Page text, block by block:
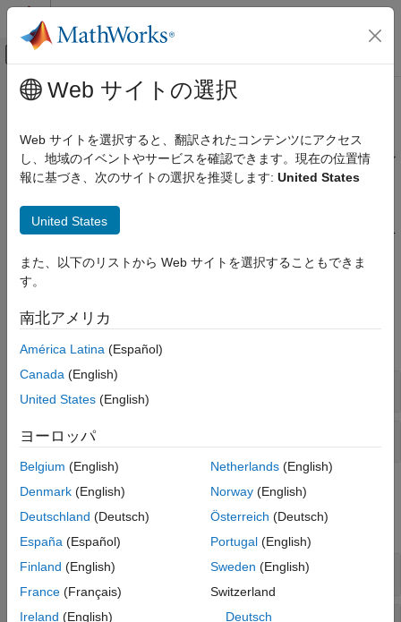
コンテンツへスキップ
オフキャンバス ナビゲーション メ
ドキュメンテーションのホーム
Antenna Toolbox
設計、解析、ベンチマーク、および検証
カテゴリ
設計および調整
全波解析
メッシング
ガウス ビーム解析
メインコンテンツ
全波解析
ポート、表面、および電界の解析、組み込みパターン、パターン
乗算
囲の空間) の解析を実行します。アレイに対してパターン乗算を
実行し、組み込み素子パターンおよびアレイ素子間の相互結合を
受信アンテナまたは受信アレイをシミュレートします。
オブジェクト
すべて展開する
散乱解
周波数スイープ内挿
関数
すべて展開する
ポート解析
Web サイトの選択
Web サイトを選択すると、翻訳されたコンテンツにアクセス
し、地域のイベントやサービスを確認できます。現在の位置情
報に基づき、次のサイトの選択を推奨します: United States
United States
また、以下のリストから Web サイトを選択することもできま
す。
南北アメリカ
América Latina (Español)
Canada (English)
United States (English)
ヨーロッパ
Belgium (English)
Denmark (English)
Deutschland (Deutsch)
España (Español)
Finland (English)
France (Français)
Ireland (English)
Netherlands(English)
Norway(English)
Österreich (Deutsch)
Portugal(English)
Sweden (English)
Switzerland
Deutsch